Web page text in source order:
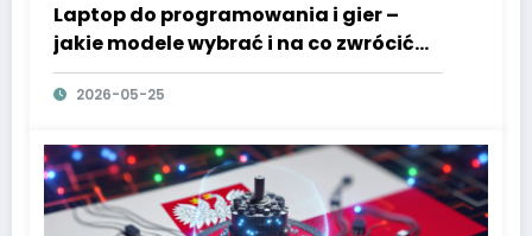
Laptop do programowania i gier –
jakie modele wybrać i na co zwrócić
uwagę
2026-05-25